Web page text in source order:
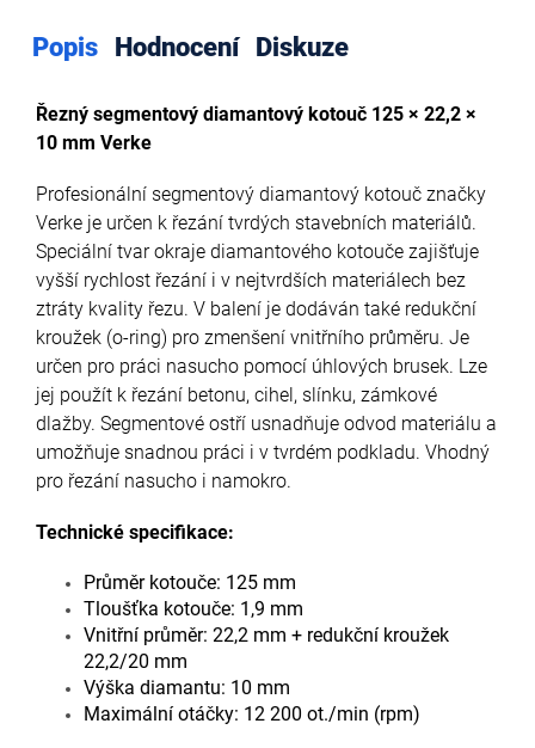
Popis Hodnocení Diskuze
Řezný segmentový diamantový kotouč 125 × 22,2 ×
10 mm Verke
Profesionální segmentový diamantový kotouč značky
Verke je určen k řezání tvrdých stavebních materiálů.
Speciální tvar okraje diamantového kotouče zajišťuje
vyšší rychlost řezání i v nejtvrdších materiálech bez
ztráty kvality řezu. V balení je dodáván také redukční
kroužek (o-ring) pro zmenšení vnitřního průměru. Je
určen pro práci nasucho pomocí úhlových brusek. Lze
jej použít k řezání betonu, cihel, slínku, zámkové
dlažby. Segmentové ostří usnadňuje odvod materiálu a
umožňuje snadnou práci i v tvrdém podkladu. Vhodný
pro řezání nasucho i namokro.
Technické specifikace:
Průměr kotouče: 125 mm
Tloušťka kotouče: 1,9 mm
Vnitřní průměr: 22,2 mm + redukční kroužek
22,2/20 mm
Výška diamantu: 10 mm
Maximální otáčky: 12 200 ot./min (rpm)